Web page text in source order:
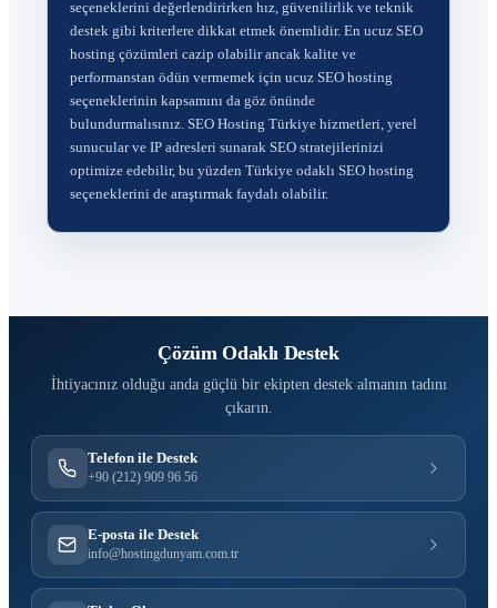
seçeneklerini değerlendirirken hız, güvenilirlik ve teknik
destek gibi kriterlere dikkat etmek önemlidir. En ucuz SEO
hosting çözümleri cazip olabilir ancak kalite ve
performanstan ödün vermemek için ucuz SEO hosting
seçeneklerinin kapsamını da göz önünde
bulundurmalısınız. SEO Hosting Türkiye hizmetleri, yerel
sunucular ve IP adresleri sunarak SEO stratejilerinizi
optimize edebilir, bu yüzden Türkiye odaklı SEO hosting
seçeneklerini de araştırmak faydalı olabilir.
Çözüm Odaklı Destek
İhtiyacınız olduğu anda güçlü bir ekipten destek almanın tadını
çıkarın.
Telefon ile Destek
+90 (212) 909 96 56
E-posta ile Destek
info@hostingdunyam.com.tr